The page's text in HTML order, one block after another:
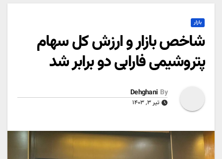
بازار
شاخص بازار و ارزش کل سهام
پتروشیمی فارابی دو برابر شد
By
Dehghani
تیر ۳, ۱۴۰۳